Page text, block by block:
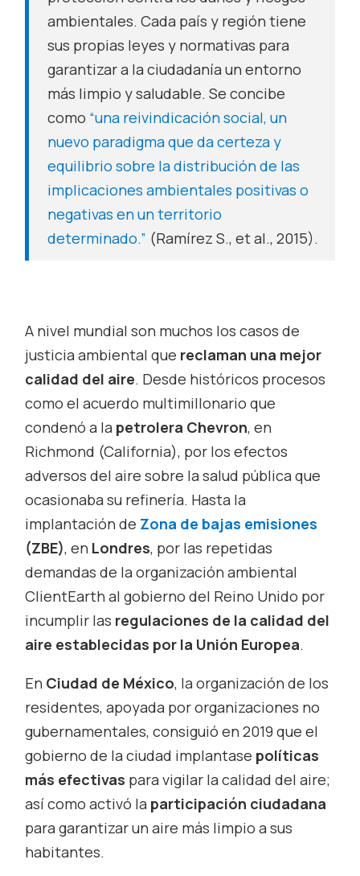
ambientales. Cada país y región tiene
sus propias leyes y normativas para
garantizar a la ciudadanía un entorno
más limpio y saludable. Se concibe
como “una reivindicación social, un
nuevo paradigma que da certeza y
equilibrio sobre la distribución de las
implicaciones ambientales positivas o
negativas en un territorio
determinado.” (Ramírez S.,et al., 2015).
A nivel mundial son muchos los casos de
justicia ambiental que reclaman una mejor
calidad del aire. Desde históricos procesos
como el acuerdo multimillonario que
condenó a la petrolera Chevron, en
Richmond (California), por los efectos
adversos del aire sobre la salud pública que
ocasionaba su refinería. Hasta la
implantación de Zona de bajas emisiones
(ZBE), en Londres, por las repetidas
demandas de la organización ambiental
ClientEarth al gobierno del Reino Unido por
incumplir las regulaciones de la calidad del
aire establecidas por la Unión Europea.
En Ciudad de México, la organización de los
residentes, apoyada por organizaciones no
gubernamentales, consiguió en 2019 que el
gobierno de la ciudad implantase políticas
más efectivas para vigilar la calidad del aire;
así como activó la participación ciudadana
para garantizar un aire más limpio a sus
habitantes.